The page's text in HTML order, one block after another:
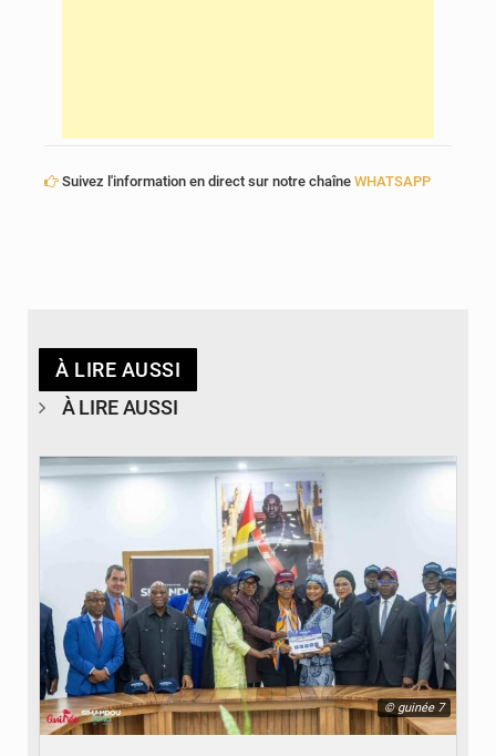
Suivez l'information en direct sur notre chaîne WHATSAPP
À LIRE AUSSI
À LIRE AUSSI
© guinée 7